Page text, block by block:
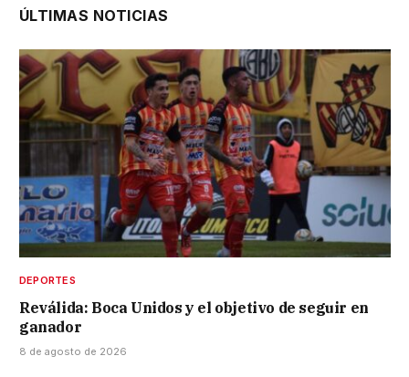
ÚLTIMAS NOTICIAS
DEPORTES
Reválida: Boca Unidos y el objetivo de seguir en
ganador
8 de agosto de 2026